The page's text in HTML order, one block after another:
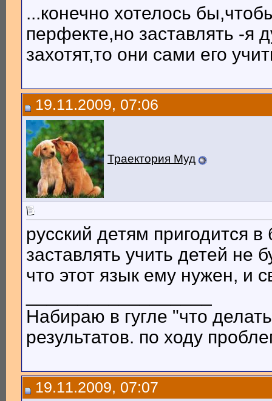
...конечно хотелось
перфекте,но заставлять -я
захотят,то они сами его
19.11.2009, 07:06
Траектория Муд
русский детям пригодится
заставлять учить детей
что этот язык ему нужен, и
Набираю в гугле "что
результатов. по ходу
19.11.2009, 07:07